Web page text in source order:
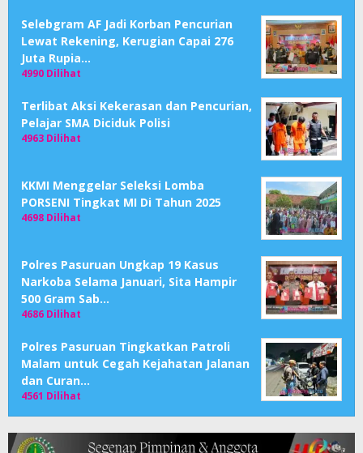
Selebgram AF Jadi Korban Pencurian
Lewat Rekening, Kerugian Capai 276
Juta Rupia…
4990 Dilihat
Terlibat Aksi Kekerasan dan Pencurian,
Pelajar SMA Diciduk Polisi
4963 Dilihat
KKMI Menggelar Seleksi Lomba
PORSENI Tingkat MI Di Tahun 2025
4698 Dilihat
Polres Pasuruan Ungkap 19 Kasus
Narkoba Selama Januari, Sita Hampir
500 Gram Sab…
4686 Dilihat
Polres Pasuruan Tingkatkan Patroli
Malam untuk Cegah Kejahatan Jalanan
dan Curan…
4561 Dilihat